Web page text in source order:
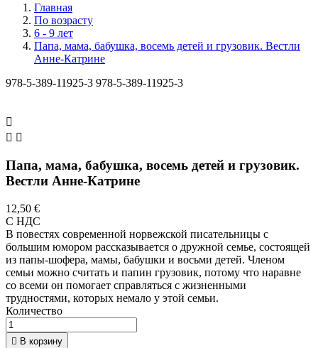
Главная
По возрасту
6 - 9 лет
Папа, мама, бабушка, восемь детей и грузовик. Вестли
Анне-Катрине
978-5-389-11925-3 978-5-389-11925-3

 
Папа, мама, бабушка, восемь детей и грузовик.
Вестли Анне-Катрине
12,50 €
С НДС
В повестях современной норвежской писательницы с
большим юмором рассказывается о дружной семье, состоящей
из папы-шофера, мамы, бабушки и восьми детей. Членом
семьи можно считать и папин грузовик, потому что наравне
со всеми он помогает справляться с жизненными
трудностями, которых немало у этой семьи.
Количество
 В корзину